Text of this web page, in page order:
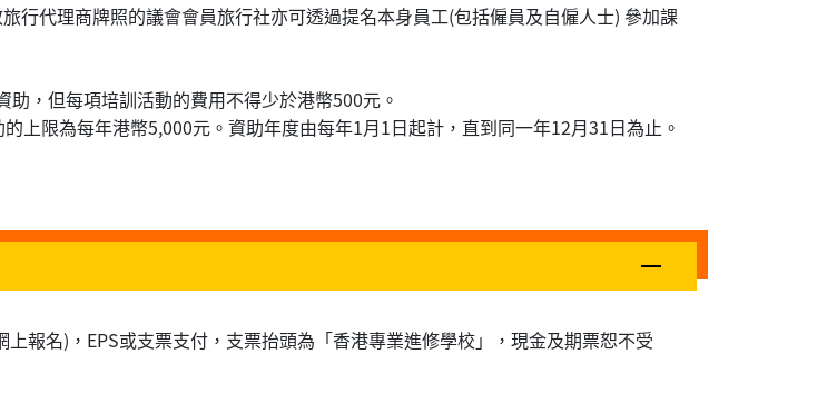
行代理商牌照的議會會員旅行社亦可透過提名本身員工(包括僱員及自僱人士) 參加課
，但每項培訓活動的費用不得少於港幣500元。
上限為每年港幣5,000元。資助年度由每年1月1日起計，直到同一年12月31日為止。
上報名)，EPS或支票支付，支票抬頭為「香港專業進修學校」，現金及期票恕不受